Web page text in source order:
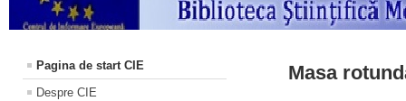
Pagina de start CIE
Despre CIE
Masa